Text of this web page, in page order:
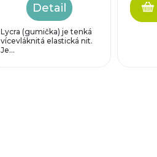
Detail
Lycra (gumička) je tenká
vícevláknitá elastická nit.
Je...